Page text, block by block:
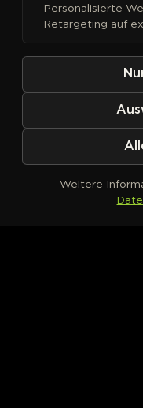
Kein
Personalisierte
Retargeting auf
Weitere